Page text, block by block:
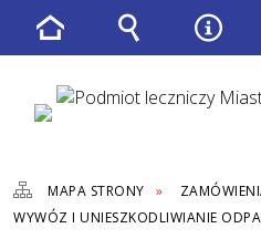
MAPA STRONY
WYWÓZ I UNIESZKODLIWIANIE
Strona
główna